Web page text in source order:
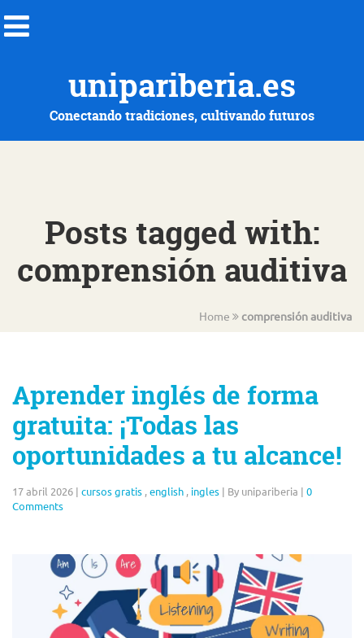
unipariberia.es
Conectando tradiciones, cultivando futuros
Posts tagged with:
comprensión auditiva
Home comprensión auditiva
Aprender inglés de forma
gratuita: ¡Todas las
oportunidades a tu alcance!
17 abril 2026 | cursos gratis ,english , ingles | By unipariberia | 0
Comments